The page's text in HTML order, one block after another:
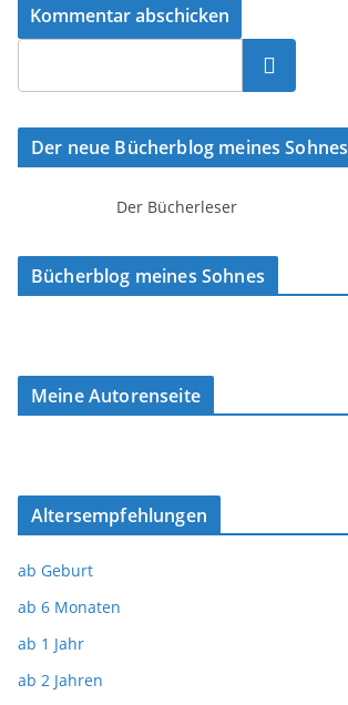
Suchen
Der neue Bücherblog meines Sohnes
Der Bücherleser
Bücherblog meines Sohnes
Meine Autorenseite
Altersempfehlungen
ab Geburt
ab 6 Monaten
ab 1 Jahr
ab 2 Jahren